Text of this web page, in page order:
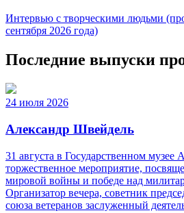
Интервью с творческими людьми
сентября 2026 года)
Последние выпуски
24 июля 2026
Александр Швейдель
31 августа в Государственном
торжественное мероприятие,
мировой войны и победе над
Организатор вечера, советник
союза ветеранов заслуженный